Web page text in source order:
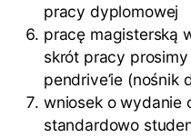
pracy dyplomowej
pracę magisterską
skrót pracy
pendrive’ie (nośnik
wniosek o wydanie
standardowo